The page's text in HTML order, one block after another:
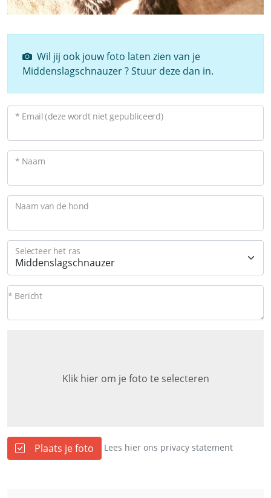
Wil jij ook jouw foto laten zien van je
Middenslagschnauzer ? Stuur deze dan in.
* Email (deze wordt niet gepubliceerd)
* Naam
Naam van de hond
Selecteer het ras
* Bericht
Klik hier om je foto te selecteren
Plaats je foto Lees hier ons privacy statement